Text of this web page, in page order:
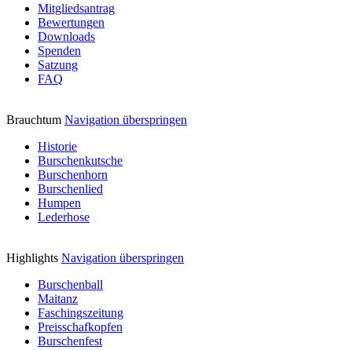
Mitgliedsantrag
Bewertungen
Downloads
Spenden
Satzung
FAQ
Brauchtum Navigation überspringen
Historie
Burschenkutsche
Burschenhorn
Burschenlied
Humpen
Lederhose
Highlights Navigation überspringen
Burschenball
Maitanz
Faschingszeitung
Preisschafkopfen
Burschenfest